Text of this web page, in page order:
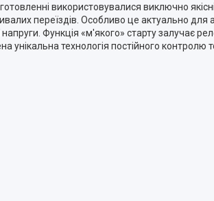
використовувалися виключно
переїздів. Особливо це актуально
напруги. Функція «м'якого» старту
унікальна технологія постійного